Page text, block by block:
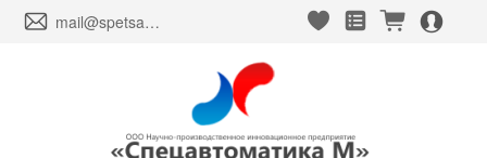
envelope mail@spetsavtomatika-m.ru heart_fill square_favorites_fill cart_fill person_alt_circle_fill